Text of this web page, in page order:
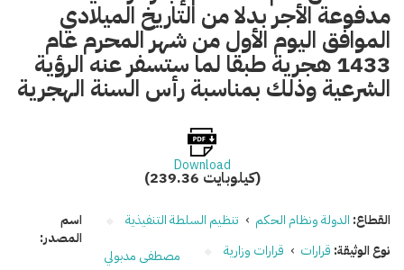
مدفوعة الأجر بدلا من التاريخ الميلادي
الموافق اليوم الأول من شهر المحرم عام
1433 هجرية طبقا لما ستسفر عنه الرؤية
الشرعية وذلك بمناسبة رأس السنة الهجرية
Download
(239.36 كيلوبايت)
القطاع: الدولة ونظام الحكم › تنظيم السلطة التنفيذية
نوع الوثيقة: قرارات › قرارات وزارية
اسم
المصدر:
مصطفى مدبولي